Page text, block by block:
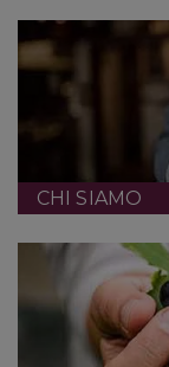
CHI SIAMO